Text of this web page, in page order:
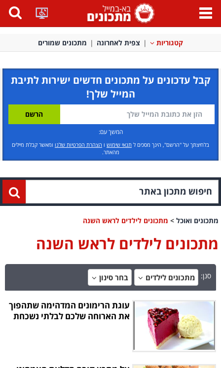
פתח
תפריט
קטגוריות צפית לאחרונה מתכונים שמורים
קבל עדכונים על מתכונים חדשים ישירות לתיבת
המייל שלך!
המשך עם:
בלחיצתך על "הרשם", הינך מסכים ל תנאי שימוש ו הצהרת הפרטיות שלנו ומאשר קבלת מיילים
מהאתר.
מתכונים ואוכל > מתכונים לילדים לראש השנה
מתכונים לילדים לראש השנה
סנן: מתכונים לילדים בחר סינון
עוגת הרימונים המדהימה שתהפוך
את הארוחה שלכם לבלתי נשכחת